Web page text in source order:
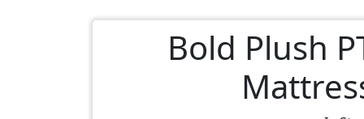
Bold Plush